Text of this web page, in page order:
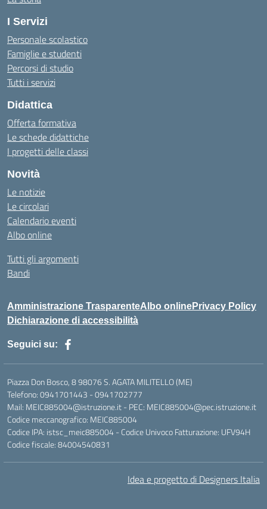
I Servizi
Personale scolastico
Famiglie e studenti
Percorsi di studio
Tutti i servizi
Didattica
Offerta formativa
Le schede didattiche
I progetti delle classi
Novità
Le notizie
Le circolari
Calendario eventi
Albo online
Tutti gli argomenti
Bandi
Amministrazione TrasparenteAlbo onlinePrivacy Policy
Dichiarazione di accessibilità
Seguici su:
Piazza Don Bosco, 8 98076 S. AGATA MILITELLO (ME)
Telefono: 0941701443 - 0941702777
Mail: MEIC885004@istruzione.it - PEC: MEIC885004@pec.istruzione.it
Codice meccanografico: MEIC885004
Codice IPA: istsc_meic885004 - Codice Univoco Fatturazione: UFV94H
Codice fiscale: 84004540831
Idea e progetto di Designers Italia